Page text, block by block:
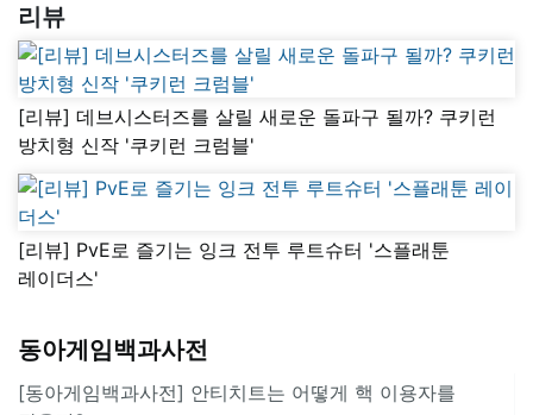
리뷰
[리뷰] 데브시스터즈를 살릴 새로운 돌파구 될까? 쿠키런
방치형 신작 '쿠키런 크럼블'
[리뷰] PvE로 즐기는 잉크 전투 루트슈터 '스플래툰
레이더스'
동아게임백과사전
[동아게임백과사전] 안티치트는 어떻게 핵 이용자를